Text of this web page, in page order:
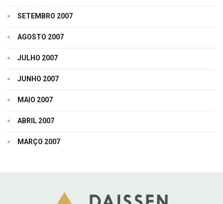
SETEMBRO 2007
AGOSTO 2007
JULHO 2007
JUNHO 2007
MAIO 2007
ABRIL 2007
MARÇO 2007